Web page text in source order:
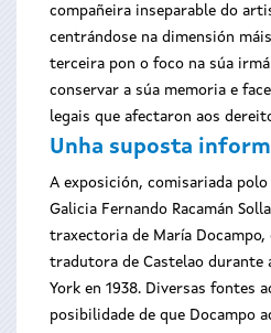
compañeira inseparable do
centrándose na dimensión
terceira pon o foco na súa irmá
conservar a súa memoria e
legais que afectaron aos
Unha suposta
A exposición, comisariada
Galicia Fernando Racamán
traxectoria de María Docampo,
tradutora de Castelao durante
York en 1938. Diversas fontes
posibilidade de que Docampo